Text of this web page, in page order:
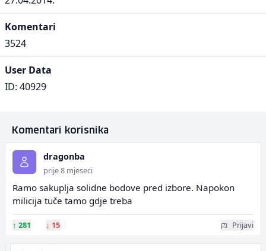
Komentari
3524
User Data
ID: 40929
Komentari korisnika
dragonba
prije 8 mjeseci
Ramo sakuplja solidne bodove pred izbore. Napokon
milicija tuče tamo gdje treba
↑ 281 ↓ 15 Prijavi